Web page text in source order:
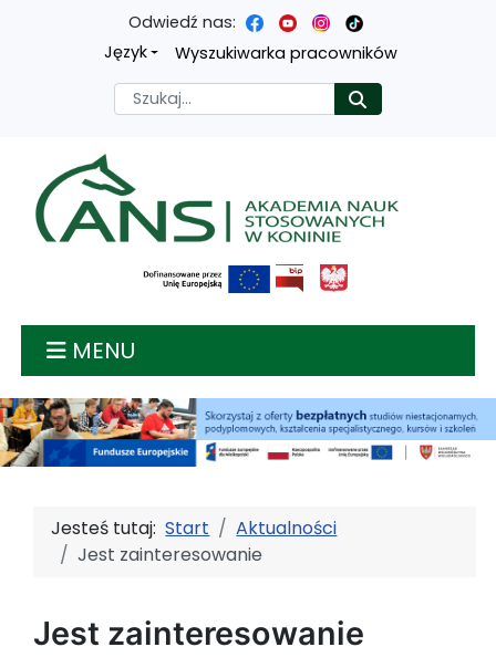
Przejdź
treści
głównej
Przejdź
menu
nawigacyjnego
Przejdź
wyszukiwarki
Przejdź
mapy
strony
Odwiedź nas:
Język
Wyszukiwarka pracowników
Szukaj
Akademia nauk
MENU
Jesteś tutaj:Start
Aktualności
Jest zainteresowanie
Jest zainteresowanie